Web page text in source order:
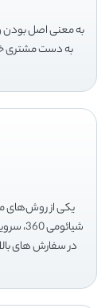
به معنی اصل بودن
به دست مشتری
یکی از روش‌های